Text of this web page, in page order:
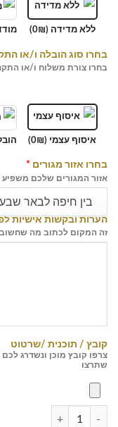
ללא מדידה (0₪)
בחרו סוג הובלה ו/או
בחרו צורת משלוח ו/או
איסוף עצמי (0₪)
בחרו אזור מגורים *
אזור המגורים שלכם
בין חיפה לבאר שבע
הערות ובקשות אישיות
זה המקום לכתוב מה
קובץ / תוכנית /שרטוט
צרפו קובץ מוכן ונשדרג
שתרצו